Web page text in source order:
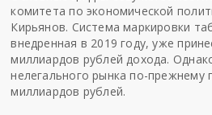
комитета по экономической
Кирьянов. Система маркировки
внедренная в 2019 году, уже
миллиардов рублей дохода.
нелегального рынка по-прежнему
миллиардов рублей.